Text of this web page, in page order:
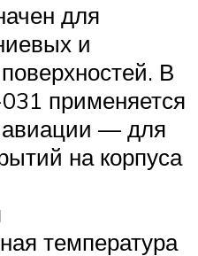
для
и
В
применяется
авиации — для
на корпуса
температура